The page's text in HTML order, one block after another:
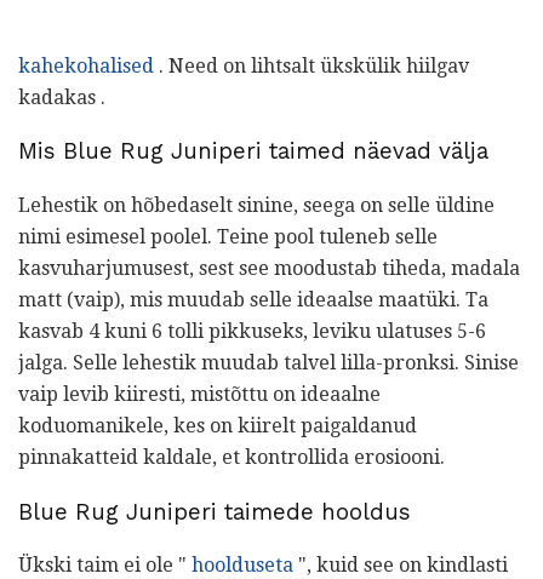
kahekohalised . Need on lihtsalt ükskülik hiilgav
kadakas .
Mis Blue Rug Juniperi taimed näevad välja
Lehestik on hõbedaselt sinine, seega on selle üldine
nimi esimesel poolel. Teine pool tuleneb selle
kasvuharjumusest, sest see moodustab tiheda, madala
matt (vaip), mis muudab selle ideaalse maatüki. Ta
kasvab 4 kuni 6 tolli pikkuseks, leviku ulatuses 5-6
jalga. Selle lehestik muudab talvel lilla-pronksi. Sinise
vaip levib kiiresti, mistõttu on ideaalne
koduomanikele, kes on kiirelt paigaldanud
pinnakatteid kaldale, et kontrollida erosiooni.
Blue Rug Juniperi taimede hooldus
Ükski taim ei ole " hoolduseta ", kuid see on kindlasti